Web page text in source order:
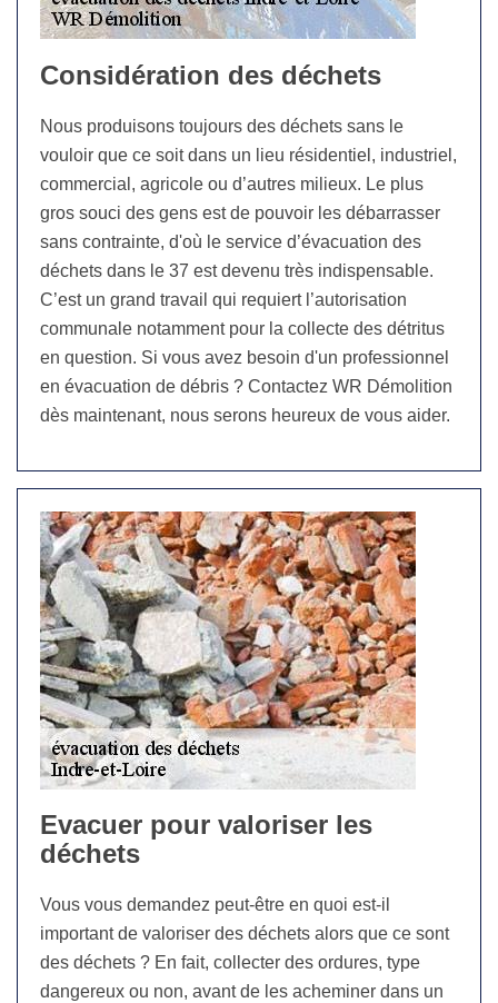
Considération des déchets
Nous produisons toujours des déchets sans le
vouloir que ce soit dans un lieu résidentiel, industriel,
commercial, agricole ou d’autres milieux. Le plus
gros souci des gens est de pouvoir les débarrasser
sans contrainte, d'où le service d’évacuation des
déchets dans le 37 est devenu très indispensable.
C’est un grand travail qui requiert l’autorisation
communale notamment pour la collecte des détritus
en question. Si vous avez besoin d'un professionnel
en évacuation de débris ? Contactez WR Démolition
dès maintenant, nous serons heureux de vous aider.
Evacuer pour valoriser les
déchets
Vous vous demandez peut-être en quoi est-il
important de valoriser des déchets alors que ce sont
des déchets ? En fait, collecter des ordures, type
dangereux ou non, avant de les acheminer dans un